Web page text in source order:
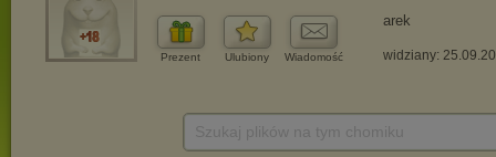
Prezent Ulubiony Wiadomość
arek
widziany: